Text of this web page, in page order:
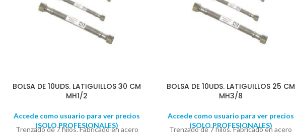
BOLSA DE 10UDS. LATIGUILLOS 30 CM
MH1/2
Accede como usuario para ver precios
(SOLO PROFESIONALES)
Trenzado de 7 hilos. Fabricado en acero
BOLSA DE 10UDS. LATIGUILLOS 25 CM
MH3/8
Accede como usuario para ver precios
(SOLO PROFESIONALES)
Trenzado de 7 hilos. Fabricado en acero